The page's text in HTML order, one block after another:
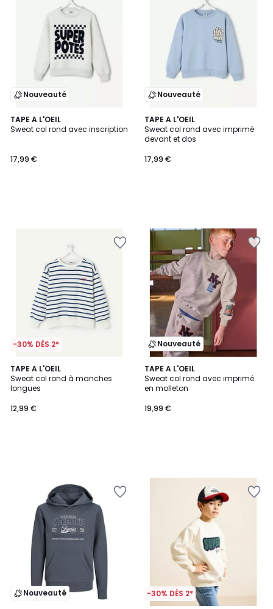
Nouveauté
TAPE A L'OEIL
Sweat col rond avec inscription
17,99 €
Nouveauté
TAPE A L'OEIL
Sweat col rond avec imprimé
devant et dos
17,99 €
-30% DÈS 2*
TAPE A L'OEIL
Sweat col rond à manches
longues
12,99 €
Nouveauté
TAPE A L'OEIL
Sweat col rond avec imprimé
en molleton
19,99 €
Nouveauté -30% DÈS 2*